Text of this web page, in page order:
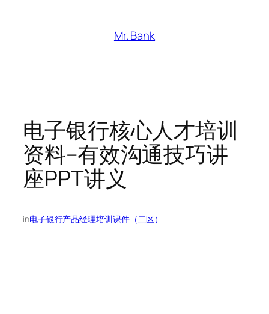
Mr. Bank
电子银行核心人才培训
资料–有效沟通技巧讲
座PPT讲义
in电子银行产品经理培训课件（二区）